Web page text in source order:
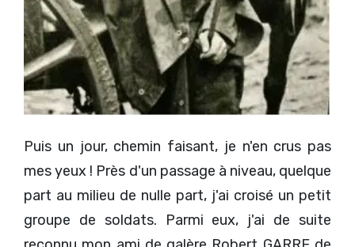
Puis un jour, chemin faisant, je n'en crus pas
mes yeux ! Près d'un passage à niveau, quelque
part au milieu de nulle part, j'ai croisé un petit
groupe de soldats. Parmi eux, j'ai de suite